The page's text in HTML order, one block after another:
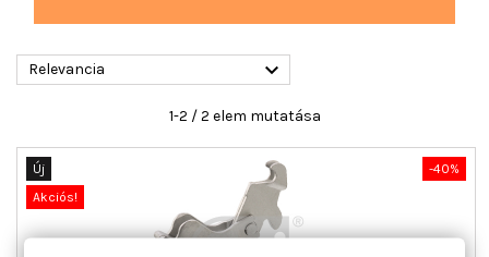
Relevancia 
1-2 / 2 elem mutatása
-40%
Új
Akciós!